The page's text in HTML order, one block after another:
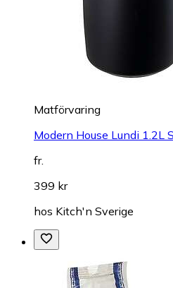
Matförvaring
Modern House Lundi 1.2L
fr.
399 kr
hos Kitch'n Sverige